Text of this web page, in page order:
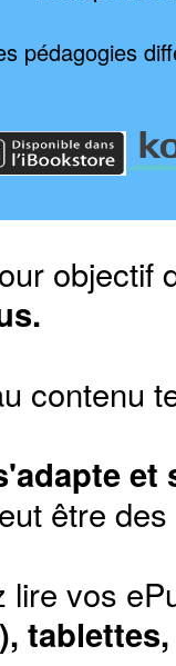
pédagogies
contenu
et
être
lire vos